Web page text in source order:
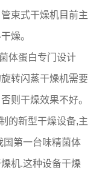
束式干燥机目前主
燥。
体蛋白专门设计
转闪蒸干燥机需要
则干燥效果不好。
的新型干燥设备,主
国第一台味精菌体
机.这种设备干燥